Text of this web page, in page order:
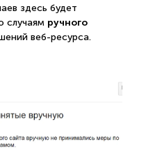
здесь будет
случаям ручного
веб-ресурса.